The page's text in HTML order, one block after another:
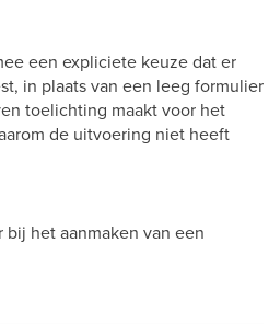
een expliciete keuze dat er
in plaats van een leeg formulier
toelichting maakt voor het
de uitvoering niet heeft
het aanmaken van een